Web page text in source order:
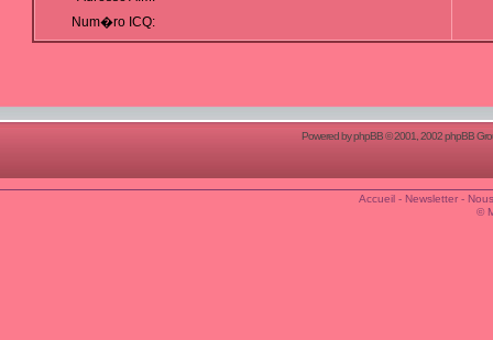
Num�ro ICQ:
Powered byphpBB© 2001, 2002 phpBB
Accueil- Newsletter-
©